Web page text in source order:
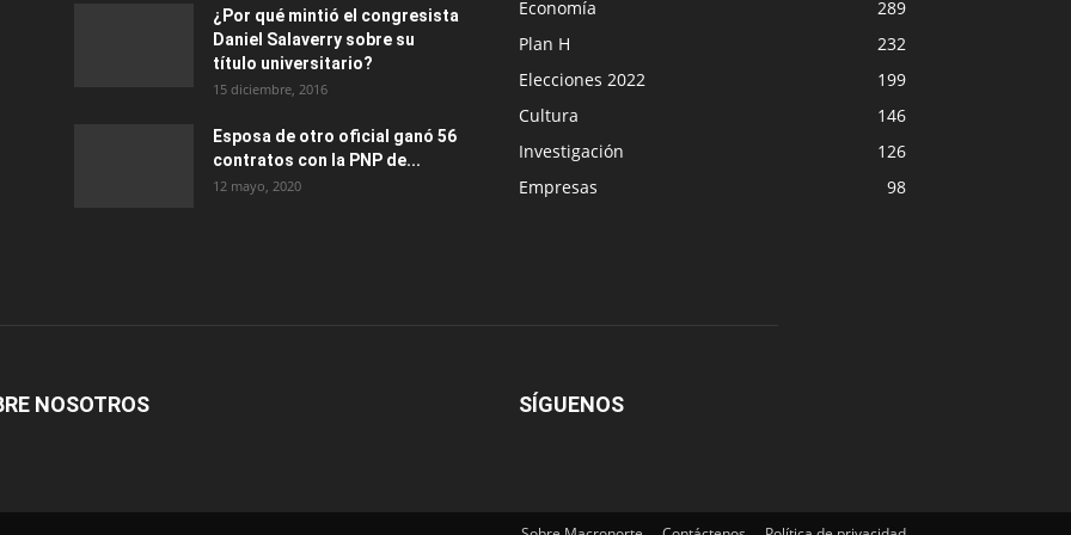
¿Por qué mintió el congresista
Daniel Salaverry sobre su
título universitario?
15 diciembre, 2016
Esposa de otro oficial ganó 56
contratos con la PNP de...
12 mayo, 2020
Economía
289
Plan H
232
Elecciones 2022
199
Cultura
146
Investigación
126
Empresas
98
NOSOTROS SÍGUENOS